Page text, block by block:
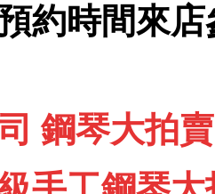
預約時間來
鋼琴大拍賣